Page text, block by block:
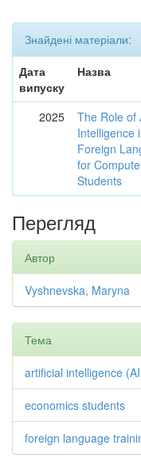
Знайдені матеріали:
Дата
випуску
Назва
2025
The Role of
Intelligence
Foreign
for
Students
Перегляд
Автор
Vyshnevska, Maryna
Тема
artificial intelligence
economics students
foreign language